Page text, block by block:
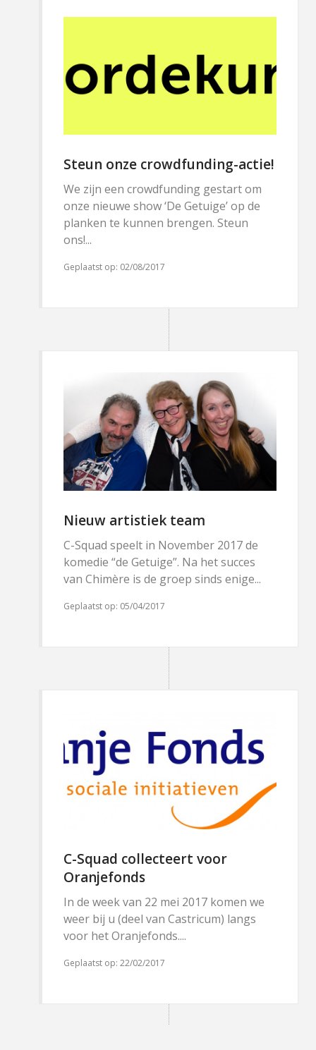
Steun onze crowdfunding-actie!
We zijn een crowdfunding gestart om
onze nieuwe show ‘De Getuige’ op de
planken te kunnen brengen. Steun
ons!...
Geplaatst op: 02/08/2017
Nieuw artistiek team
C-Squad speelt in November 2017 de
komedie “de Getuige”. Na het succes
van Chimère is de groep sinds enige...
Geplaatst op: 05/04/2017
C-Squad collecteert voor
Oranjefonds
In de week van 22 mei 2017 komen we
weer bij u (deel van Castricum) langs
voor het Oranjefonds....
Geplaatst op: 22/02/2017